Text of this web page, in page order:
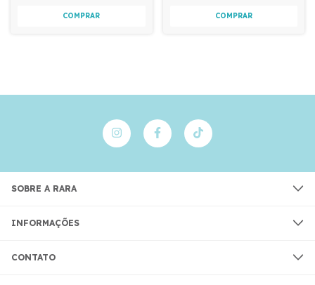
SOBRE A RARA
INFORMAÇÕES
CONTATO